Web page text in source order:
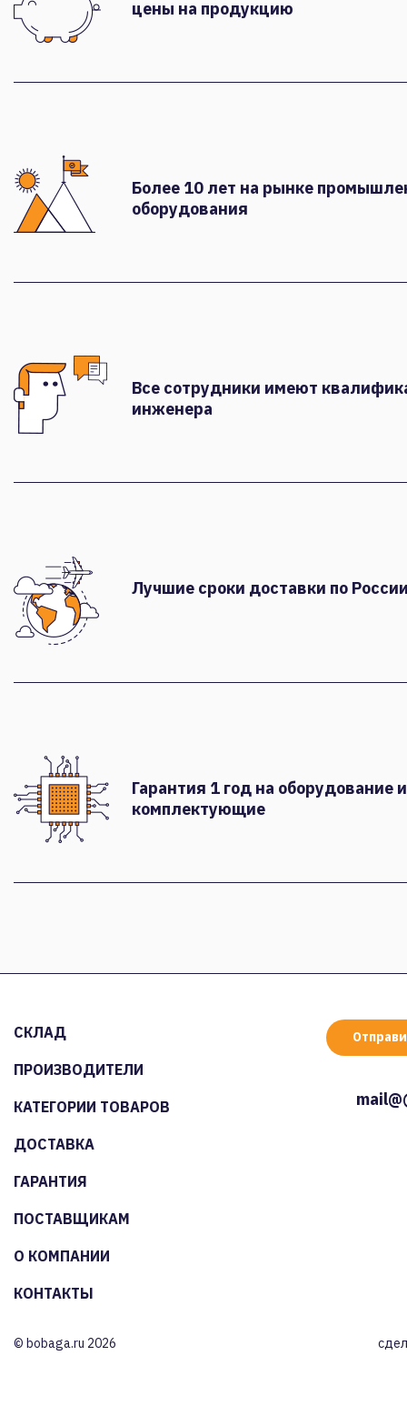
цены на продукцию
Более 10 лет на рынке
оборудования
Все сотрудники имеют
инженера
Лучшие сроки доставки по
Гарантия 1 год на оборудование и
комплектующие
СКЛАД
ПРОИЗВОДИТЕЛИ
КАТЕГОРИИ ТОВАРОВ
ДОСТАВКА
ГАРАНТИЯ
ПОСТАВЩИКАМ
О КОМПАНИИ
КОНТАКТЫ
© bobaga.ru 2026